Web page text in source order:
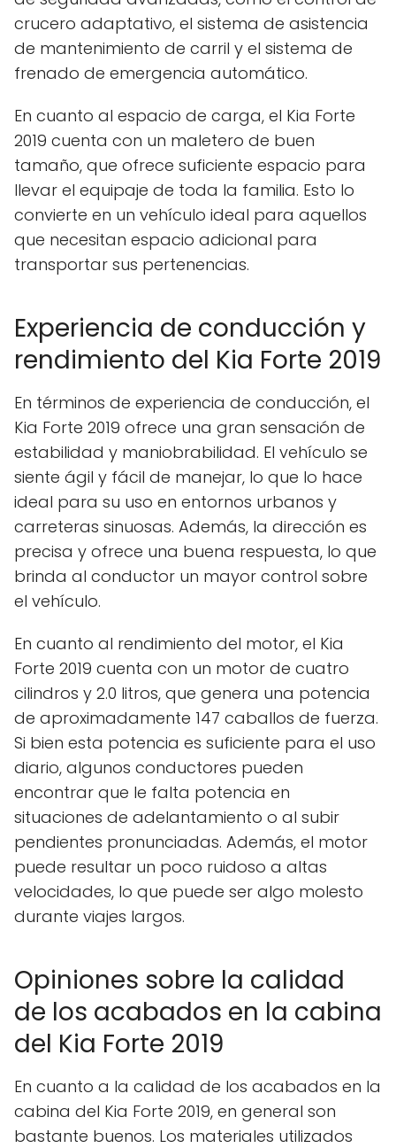
crucero adaptativo, el sistema de asistencia
de mantenimiento de carril y el sistema de
frenado de emergencia automático.
En cuanto al espacio de carga, el Kia Forte
2019 cuenta con un maletero de buen
tamaño, que ofrece suficiente espacio para
llevar el equipaje de toda la familia. Esto lo
convierte en un vehículo ideal para aquellos
que necesitan espacio adicional para
transportar sus pertenencias.
Experiencia de conducción y
rendimiento del Kia Forte 2019
En términos de experiencia de conducción, el
Kia Forte 2019 ofrece una gran sensación de
estabilidad y maniobrabilidad. El vehículo se
siente ágil y fácil de manejar, lo que lo hace
ideal para su uso en entornos urbanos y
carreteras sinuosas. Además, la dirección es
precisa y ofrece una buena respuesta, lo que
brinda al conductor un mayor control sobre
el vehículo.
En cuanto al rendimiento del motor, el Kia
Forte 2019 cuenta con un motor de cuatro
cilindros y 2.0 litros, que genera una potencia
de aproximadamente 147 caballos de fuerza.
Si bien esta potencia es suficiente para el uso
diario, algunos conductores pueden
encontrar que le falta potencia en
situaciones de adelantamiento o al subir
pendientes pronunciadas. Además, el motor
puede resultar un poco ruidoso a altas
velocidades, lo que puede ser algo molesto
durante viajes largos.
Opiniones sobre la calidad
de los acabados en la cabina
del Kia Forte 2019
En cuanto a la calidad de los acabados en la
cabina del Kia Forte 2019, en general son
bastante buenos. Los materiales utilizados